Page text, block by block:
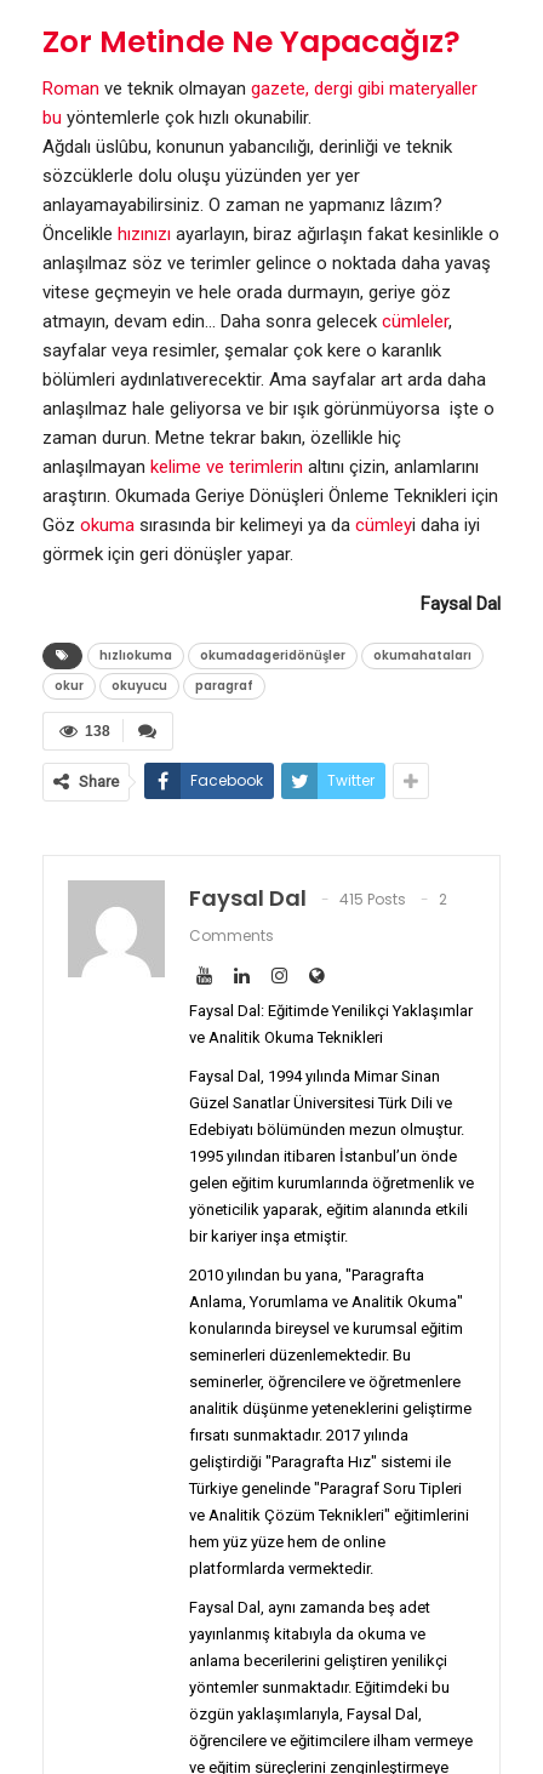
Zor Metinde Ne Yapacağız?
Roman ve teknik olmayan gazete, dergi gibi materyaller
bu yöntemlerle çok hızlı okunabilir.
Ağdalı üslûbu, konunun yabancılığı, derinliği ve teknik
sözcüklerle dolu oluşu yüzünden yer yer
anlayamayabilirsiniz. O zaman ne yapmanız lâzım?
Öncelikle hızınızı ayarlayın, biraz ağırlaşın fakat kesinlikle o
anlaşılmaz söz ve terimler gelince o noktada daha yavaş
vitese geçmeyin ve hele orada durmayın, geriye göz
atmayın, devam edin… Daha sonra gelecek cümleler,
sayfalar veya resimler, şemalar çok kere o karanlık
bölümleri aydınlatıverecektir. Ama sayfalar art arda daha
anlaşılmaz hale geliyorsa ve bir ışık görünmüyorsa işte o
zaman durun. Metne tekrar bakın, özellikle hiç
anlaşılmayan kelime ve terimlerin altını çizin, anlamlarını
araştırın. Okumada Geriye Dönüşleri Önleme Teknikleri için
Göz okuma sırasında bir kelimeyi ya da cümleyi daha iyi
görmek için geri dönüşler yapar.
Faysal Dal
hızlıokuma okumadageridönüşler
okumahataları
okur
okuyucu paragraf
138
Share Facebook Twitter
Faysal Dal 415 Posts
2
Comments
Faysal Dal: Eğitimde Yenilikçi Yaklaşımlar
ve Analitik Okuma Teknikleri
Faysal Dal, 1994 yılında Mimar Sinan
Güzel Sanatlar Üniversitesi Türk Dili ve
Edebiyatı bölümünden mezun olmuştur.
1995 yılından itibaren İstanbul’un önde
gelen eğitim kurumlarında öğretmenlik ve
yöneticilik yaparak, eğitim alanında etkili
bir kariyer inşa etmiştir.
2010 yılından bu yana, "Paragrafta
Anlama, Yorumlama ve Analitik Okuma"
konularında bireysel ve kurumsal eğitim
seminerleri düzenlemektedir. Bu
seminerler, öğrencilere ve öğretmenlere
analitik düşünme yeteneklerini geliştirme
fırsatı sunmaktadır. 2017 yılında
geliştirdiği "Paragrafta Hız" sistemi ile
Türkiye genelinde "Paragraf Soru Tipleri
ve Analitik Çözüm Teknikleri" eğitimlerini
hem yüz yüze hem de online
platformlarda vermektedir.
Faysal Dal, aynı zamanda beş adet
yayınlanmış kitabıyla da okuma ve
anlama becerilerini geliştiren yenilikçi
yöntemler sunmaktadır. Eğitimdeki bu
özgün yaklaşımlarıyla, Faysal Dal,
öğrencilere ve eğitimcilere ilham vermeye
ve eğitim süreçlerini zenginleştirmeye